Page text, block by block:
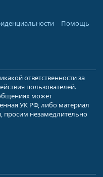
Помощь
ответственности за
пользователей.
может
УК РФ, либо материал
незамедлительно